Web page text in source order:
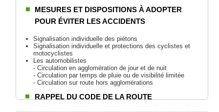
MESURES ET DISPOSITIONS À ADOPTER
POUR ÉVITER LES ACCIDENTS
Signalisation individuelle des piétons
Signalisation individuelle et protections des cyclistes et
motocyclistes
Les automobilistes
- Circulation en agglomération de jour et de nuit
- Circulation par temps de pluie ou de visibilité limitée
- Circulation sur route hors agglomérations
RAPPEL DU CODE DE LA ROUTE